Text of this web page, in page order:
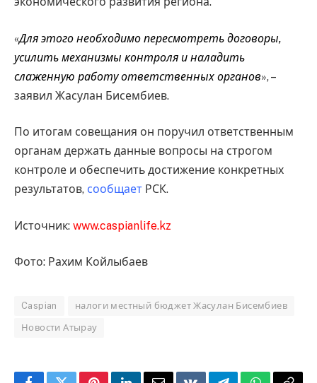
«Для этого необходимо пересмотреть договоры,
усилить механизмы контроля и наладить
слаженную работу ответственных органов», –
заявил Жасулан Бисембиев.
По итогам совещания он поручил ответственным
органам держать данные вопросы на строгом
контроле и обеспечить достижение конкретных
результатов, сообщает РСК.
Источник: www.caspianlife.kz
Фото: Рахим Койлыбаев
Caspian налоги местный бюджет Жасулан Бисембиев
Новости Атырау